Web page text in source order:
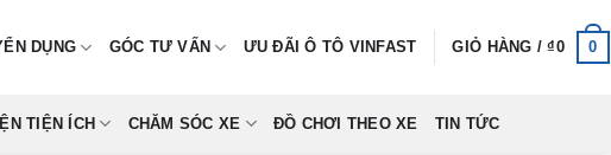
DỤNG GÓC TƯ VẤN ƯU ĐÃI Ô TÔ VINFAST GIỎ HÀNG /₫0 0
TIỆN ÍCH CHĂM SÓC XE ĐỒ CHƠI THEO XE TIN TỨC